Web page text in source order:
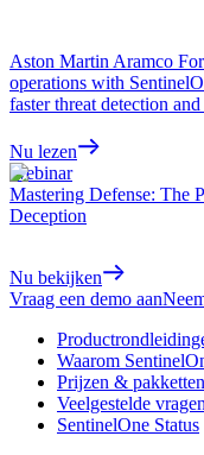
Aston Martin Aramco
operations with
faster threat detection and
Nu lezen
Webinar
Mastering Defense: The
Deception
Nu bekijken
Vraag een demo aan
Waarom
Prijzen & pakketten
Veelgestelde
SentinelOne Status